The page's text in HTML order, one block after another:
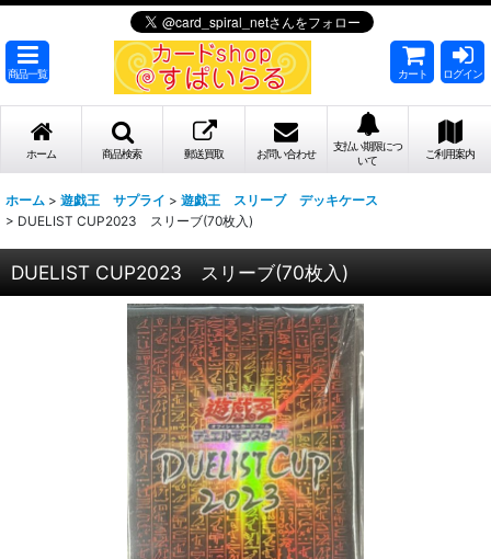
商品一覧 カート ログイン
ホーム 商品検索 郵送買取 お問い合わせ
支払い期限につ
いて
ご利用案内
ホーム > 遊戯王 サプライ > 遊戯王 スリーブ デッキケース
> DUELIST CUP2023 スリーブ(70枚入)
DUELIST CUP2023 スリーブ(70枚入)